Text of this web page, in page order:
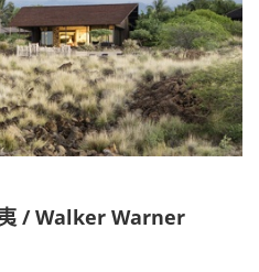
/ Walker Warner